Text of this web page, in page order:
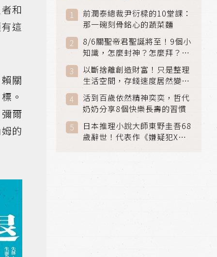
和
這
關
。
爾
的
前潤泰總裁尹衍樑的10堂課：
那一碗刻骨銘心的蔬菜麵
8/6關聖帝君聖誕將至！9個小
知識，怎麼封神？怎麼拜？該
拜哪個關帝？
以斷捨離創造財富！只是整理
生活空間，存錢速度居然變快
了
活到百歲依然精神奕奕，哲代
奶奶分享8個快樂長壽的習慣
日本推理小說大師東野圭吾68
歲辭世！代表作《嫌疑犯X的